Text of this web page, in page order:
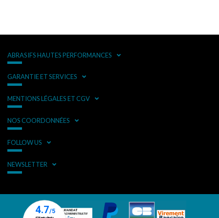
ABRASIFS HAUTES PERFORMANCES
GARANTIE ET SERVICES
MENTIONS LÉGALES ET CGV
NOS COORDONNÉES
FOLLOW US
NEWSLETTER